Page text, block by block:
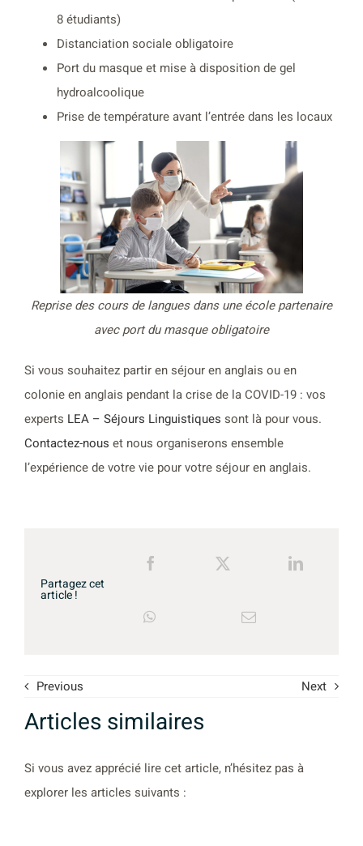
8 étudiants)
Distanciation sociale obligatoire
Port du masque et mise à disposition de gel
hydroalcoolique
Prise de température avant l’entrée dans les locaux
Reprise des cours de langues dans une école partenaire
avec port du masque obligatoire
Si vous souhaitez partir en séjour en anglais ou en
colonie en anglais pendant la crise de la COVID-19 : vos
experts LEA – Séjours Linguistiques sont là pour vous.
Contactez-nous et nous organiserons ensemble
l’expérience de votre vie pour votre séjour en anglais.
Partagez cet
article !
Previous Next
Articles similaires
Si vous avez apprécié lire cet article, n’hésitez pas à
explorer les articles suivants :